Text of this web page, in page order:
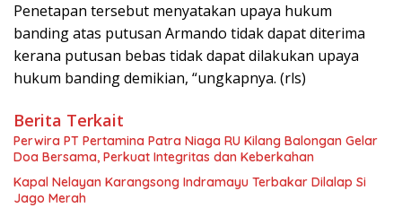
Penetapan tersebut menyatakan upaya hukum
banding atas putusan Armando tidak dapat diterima
kerana putusan bebas tidak dapat dilakukan upaya
hukum banding demikian, “ungkapnya. (rls)
Berita Terkait
Perwira PT Pertamina Patra Niaga RU Kilang Balongan Gelar
Doa Bersama, Perkuat Integritas dan Keberkahan
Kapal Nelayan Karangsong Indramayu Terbakar Dilalap Si
Jago Merah